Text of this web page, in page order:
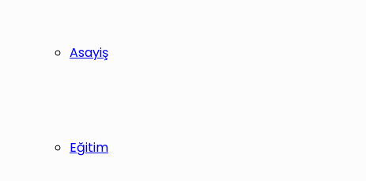
Asayiş
Eğitim